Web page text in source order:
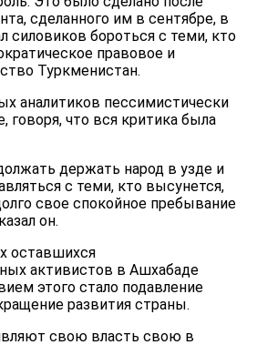
сделанного им в сентябре, в
силовиков бороться с теми, кто
правовое и
Туркменистан.
аналитиков пессимистически
говоря, что вся критика была
держать народ в узде и
с теми, кто высунется,
свое спокойное пребывание
он.
оставшихся
активистов в Ашхабаде
этого стало подавление
развития страны.
свою власть свою в